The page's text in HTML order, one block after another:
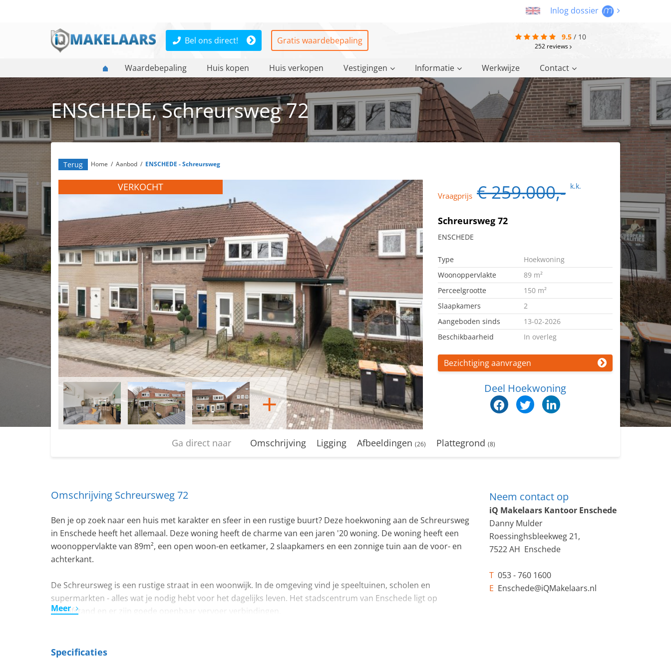
Inlog dossier
Bel ons direct! Gratis waardebepaling 9.5 / 10
252 reviews
Waardebepaling Huis kopen Huis verkopen Vestigingen Informatie Werkwijze Contact
Home / Aanbod / ENSCHEDE - Schreursweg
ENSCHEDE, Schreursweg 72
Terug
+
VERKOCHT
Vraagprijs € 259.000,- k.k.
Schreursweg 72
ENSCHEDE
Type
Hoekwoning
Woonoppervlakte
89 m²
Perceelgrootte
150 m²
Slaapkamers
2
Aangeboden sinds
13-02-2026
Beschikbaarheid
In overleg
Bezichtiging aanvragen
Deel Hoekwoning
Ga direct naar Omschrijving Ligging Afbeeldingen (26) Plattegrond (8)
Omschrijving Schreursweg 72
Ben je op zoek naar een huis met karakter en sfeer in een rustige buurt? Deze hoekwoning aan de Schreursweg
in Enschede heeft het allemaal. Deze woning heeft de charme van een jaren '20 woning. De woning heeft een
woonoppervlakte van 89m², een open woon-en eetkamer, 2 slaapkamers en een zonnige tuin aan de voor- en
achterkant.
De Schreursweg is een rustige straat in een woonwijk. In de omgeving vind je speeltuinen, scholen en
supermarkten - alles wat je nodig hebt voor het dagelijks leven. Het stadscentrum van Enschede ligt op
fietsafstand en er zijn goede openbaar vervoer verbindingen.
- Woonoppervlakte: 89m²
Meer
Neem contact op
iQ Makelaars Kantoor Enschede
Danny Mulder
Roessinghsbleekweg 21,
7522 AH Enschede
T053 - 760 1600
E Enschede@iQMakelaars.nl
Specificaties